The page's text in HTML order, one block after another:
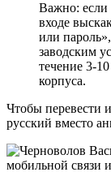
Важно: если
входе
или
заводским
течение 3-
корпуса.
Чтобы перевести
русский вместо